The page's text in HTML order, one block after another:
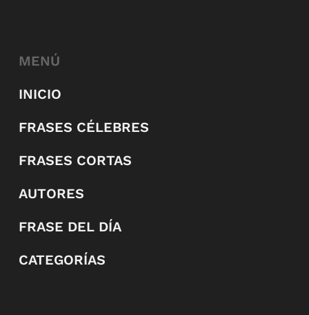
MENÚ
INICIO
FRASES CÉLEBRES
FRASES CORTAS
AUTORES
FRASE DEL DÍA
CATEGORÍAS